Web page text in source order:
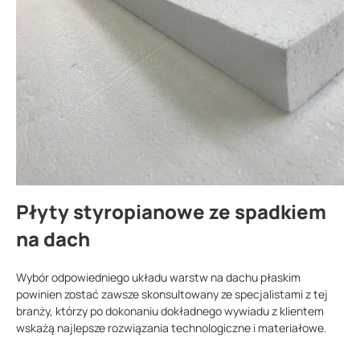
Płyty styropianowe ze spadkiem
na dach
Wybór odpowiedniego układu warstw na dachu płaskim
powinien zostać zawsze skonsultowany ze specjalistami z tej
branży, którzy po dokonaniu dokładnego wywiadu z klientem
wskażą najlepsze rozwiązania technologiczne i materiałowe.